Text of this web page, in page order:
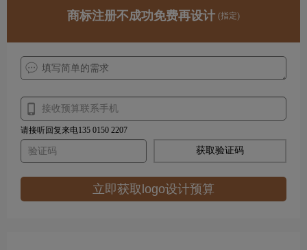
商标注册不成功免费再设计 (指定)
请接听回复来电135 0150 2207
获取验证码
立即获取logo设计预算